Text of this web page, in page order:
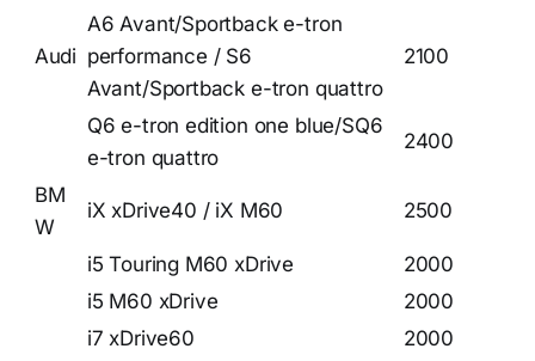
Audi
A6 Avant/Sportback e-tron
performance / S6
Avant/Sportback e-tron quattro
2100
Q6 e-tron edition one blue/SQ6
e-tron quattro
2400
BM
W
iX xDrive40 / iX M60 2500
i5 Touring M60 xDrive
2000
i5 M60 xDrive
2000
i7 xDrive60
2000